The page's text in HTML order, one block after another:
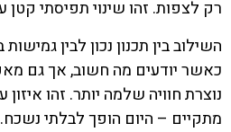
רק לצפות. זהו שינוי תפיסתי
השילוב בין תכנון נכון לבין
כאשר יודעים מה חשוב, אך גם
נוצרת חוויה שלמה יותר. זהו
מתקיים – היום הופך לבלתי נשכח.